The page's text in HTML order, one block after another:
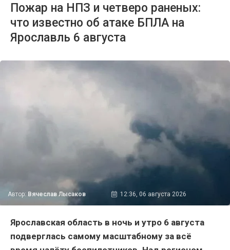
Пожар на НПЗ и четверо раненых:
что известно об атаке БПЛА на
Ярославль 6 августа
Автор: Вячеслав Лысаков 12:36, 06 августа 2026
Ярославская область в ночь и утро 6 августа
подверглась самому масштабному за всё